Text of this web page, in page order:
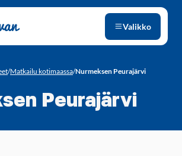
Valikko
/Matkailu kotimaassa/Nurmeksen Peurajärvi
Peurajärvi